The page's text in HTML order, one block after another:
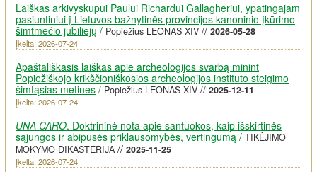
Laiškas arkivyskupui Paului Richardui Gallagheriui, ypatingajam
pasiuntiniui į Lietuvos bažnytinės provincijos kanoninio įkūrimo
šimtmečio jubiliejų / Popiežius LEONAS XIV // 2026-05-28
Įkelta: 2026-07-24
Apaštališkasis laiškas apie archeologijos svarbą minint
Popiežiškojo krikščioniškosios archeologijos instituto steigimo
šimtąsias metines / Popiežius LEONAS XIV // 2025-12-11
Įkelta: 2026-07-24
UNA CARO. Doktrininė nota apie santuokos, kaip išskirtinės
sąjungos ir abipusės priklausomybės, vertingumą / TIKĖJIMO
MOKYMO DIKASTERIJA // 2025-11-25
Įkelta: 2026-07-24